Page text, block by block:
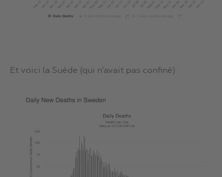
Et voici la Suède (qui n’avait pas confiné) :